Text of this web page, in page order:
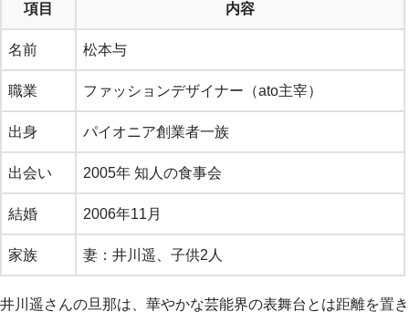
項目 内容
名前 松本与
職業 ファッションデザイナー（ato主宰）
出身 パイオニア創業者一族
出会い 2005年 知人の食事会
結婚 2006年11月
家族 妻：井川遥、子供2人
井川遥さんの旦那は、華やかな芸能界の表舞台とは距離を置き